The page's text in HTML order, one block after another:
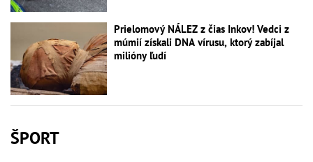
Prielomový NÁLEZ z čias Inkov! Vedci z
múmií získali DNA vírusu, ktorý zabíjal
milióny ľudí
ŠPORT